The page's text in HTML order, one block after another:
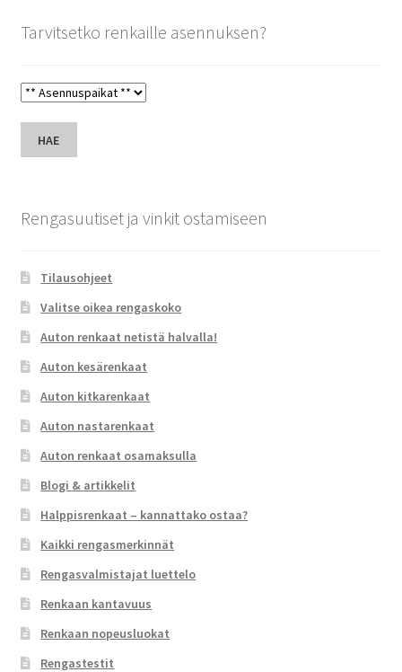
Tarvitsetko renkaille asennuksen?
HAE
Rengasuutiset ja vinkit ostamiseen
Tilausohjeet
Valitse oikea rengaskoko
Auton renkaat netistä halvalla!
Auton kesärenkaat
Auton kitkarenkaat
Auton nastarenkaat
Auton renkaat osamaksulla
Blogi & artikkelit
Halppisrenkaat – kannattako ostaa?
Kaikki rengasmerkinnät
Rengasvalmistajat luettelo
Renkaan kantavuus
Renkaan nopeusluokat
Rengastestit